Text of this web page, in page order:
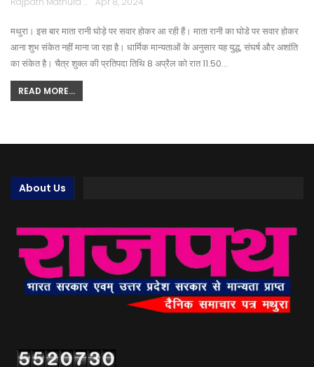
मथुरा। इस बार माता रानी घोड़े पर सवार होकर आ रही हैं। माता रानी का घोडे पर सवार होकर
आना शुभ संकेत नहीं माना जा रहा है। धार्मिक मान्यताओं के अनुसार यह युद्ध, संघर्ष और अशांति
का संकेत है। चैत्र शुक्ल की प्रतिपदा तिथि 8 अप्रैल को रात 11.50…
READ MORE...
About Us